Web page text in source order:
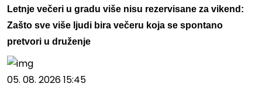
Letnje večeri u gradu više nisu rezervisane za vikend:
Zašto sve više ljudi bira večeru koja se spontano
pretvori u druženje
05. 08. 2026 15:45